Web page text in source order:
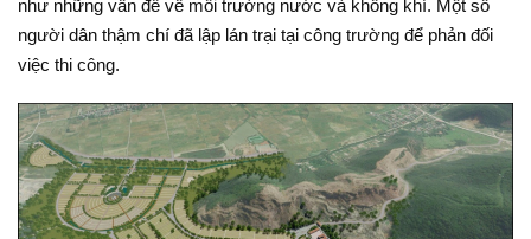
như những vấn đề về môi trường nước và không khí. Một số
người dân thậm chí đã lập lán trại tại công trường để phản đối
việc thi công.